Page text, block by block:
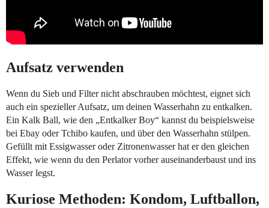
Aufsatz verwenden
Wenn du Sieb und Filter nicht abschrauben möchtest, eignet sich
auch ein spezieller Aufsatz, um deinen Wasserhahn zu entkalken.
Ein Kalk Ball, wie den „Entkalker Boy“ kannst du beispielsweise
bei Ebay oder Tchibo kaufen, und über den Wasserhahn stülpen.
Gefüllt mit Essigwasser oder Zitronenwasser hat er den gleichen
Effekt, wie wenn du den Perlator vorher auseinanderbaust und ins
Wasser legst.
Kuriose Methoden: Kondom, Luftballon,